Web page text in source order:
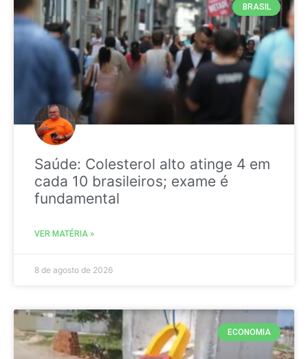
BRASIL
Saúde: Colesterol alto atinge 4 em
cada 10 brasileiros; exame é
fundamental
VER MATÉRIA »
8 de agosto de 2026
ECONOMIA